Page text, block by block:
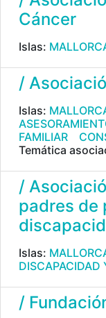
Cáncer
Islas:
/
Islas:
FAMILIAR
Temática
/
padres de
Islas:
DISCAPACIDAD
/